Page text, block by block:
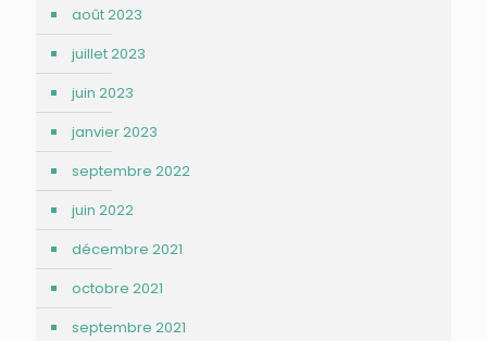
août 2023
juillet 2023
juin 2023
janvier 2023
septembre 2022
juin 2022
décembre 2021
octobre 2021
septembre 2021